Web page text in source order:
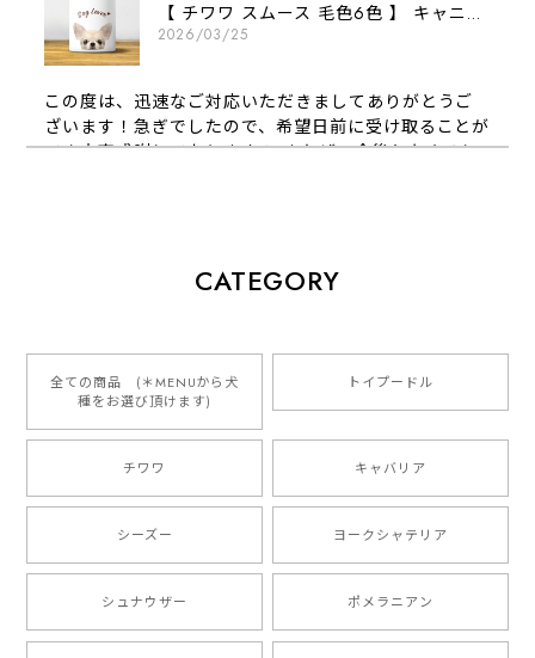
【 チワワ スムース 毛色6色 】 キャニスター 保存容器 お家用 プレゼント 犬 ペット うちの子 犬グッズ
2026/03/25
この度は、迅速なご対応いただきましてありがとうご
ざいます！急ぎでしたので、希望日前に受け取ることが
でき大変感謝しております！ またぜひ今後ともよろし
2026/01/16
とっても可愛くて、わんちゃんの名前や電話番号も分か
りやすくて最高です！ ありがとうございました❁⃘*.ﾟ
ご縁がありましたら、またよろしくお願いいたします。
【 自然に囲まれた ダックスフンド 】 キャニスター 保存容器 お家用 プレゼント 犬 ペット うちの子 犬グッズ
【 ボーダーコリー 水彩画風 毛色4色 】 手帳 スマホケース 犬 うちの子 iPhone & Android
CATEGORY
全ての商品 (＊MENUから犬
種をお選び頂けます)
トイプードル
チワワ キャバリア
シーズー ヨークシャテリア
シュナウザー ポメラニアン